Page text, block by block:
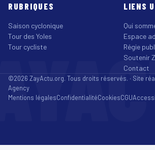
RUBRIQUES
Saison cyclonique
Tour des Yoles
Tour cycliste
LIENS
Qui
Espace
Régie
Soutenir
Contact
©2026 ZayActu.org. Tous droits réservés. · Site
Agency
Mentions légalesConfidentialitéCookiesCGU